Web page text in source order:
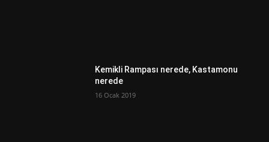
Kemikli Rampası nerede, Kastamonu
nerede
16 Ocak 2019